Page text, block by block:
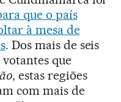
que o país
à mesa de
. Dos mais de seis
que
, estas regiões
com mais de